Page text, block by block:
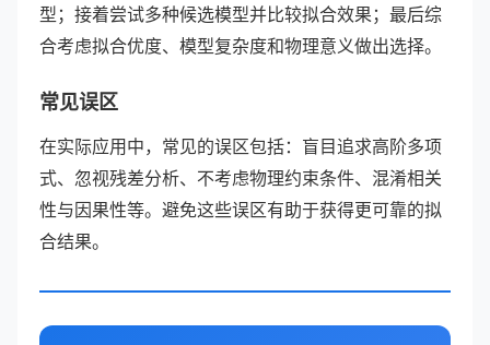
型；接着尝试多种候选模型并比较拟合效果；最后综
合考虑拟合优度、模型复杂度和物理意义做出选择。
常见误区
在实际应用中，常见的误区包括：盲目追求高阶多项
式、忽视残差分析、不考虑物理约束条件、混淆相关
性与因果性等。避免这些误区有助于获得更可靠的拟
合结果。